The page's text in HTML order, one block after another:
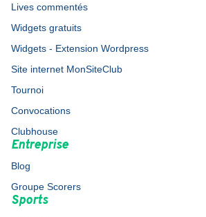
Lives commentés
Widgets gratuits
Widgets - Extension Wordpress
Site internet MonSiteClub
Tournoi
Convocations
Clubhouse
Entreprise
Blog
Groupe Scorers
Sports